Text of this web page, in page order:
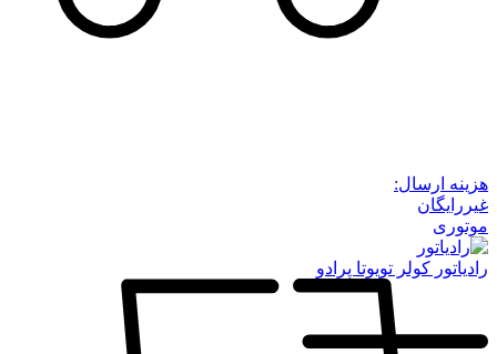
هزینه ارسال:
غیررایگان
موتوری
رادیاتور کولر تویوتا پرادو